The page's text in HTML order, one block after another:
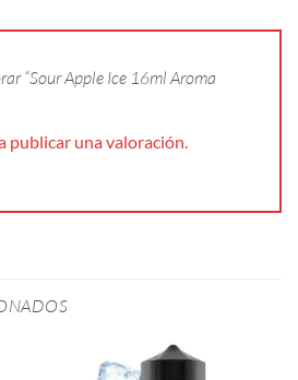
“Sour Apple Ice 16ml Aroma
publicar una valoración.